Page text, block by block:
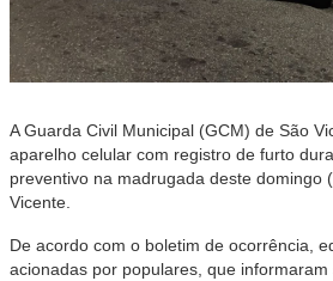
A Guarda Civil Municipal (GCM) de São
aparelho celular com registro de furto
preventivo na madrugada deste domingo
Vicente.
De acordo com o boletim de ocorrência,
acionadas por populares, que